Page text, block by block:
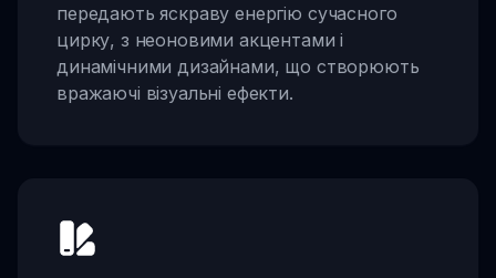
передають яскраву енергію сучасного
цирку, з неоновими акцентами і
динамічними дизайнами, що створюють
вражаючі візуальні ефекти.